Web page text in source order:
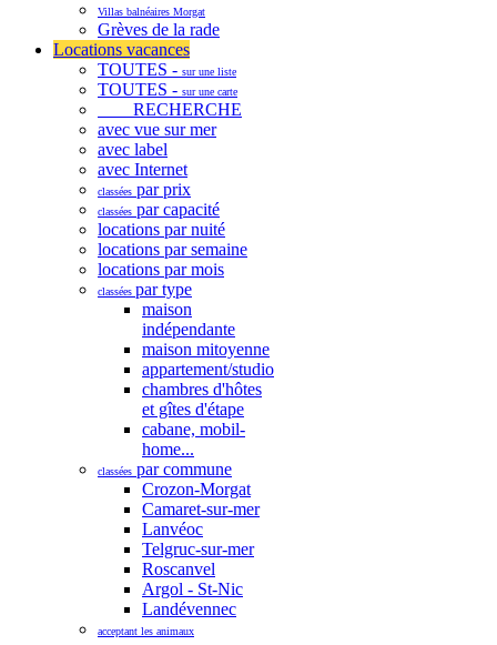
Villas balnéaires Morgat
Grèves de la rade
Locations vacances
TOUTES - sur une liste
TOUTES - sur une carte
RECHERCHE
avec vue sur mer
avec label
avec Internet
classées par prix
classées par capacité
locations par nuité
locations par semaine
locations par mois
classées par type
maison
indépendante
maison mitoyenne
appartement/studio
chambres d'hôtes
et gîtes d'étape
cabane, mobil-
home...
classées par commune
Crozon-Morgat
Camaret-sur-mer
Lanvéoc
Telgruc-sur-mer
Roscanvel
Argol - St-Nic
Landévennec
acceptant les animaux